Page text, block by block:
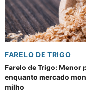
FARELO DE TRIGO
Farelo de Trigo: Menor
enquanto mercado
milho